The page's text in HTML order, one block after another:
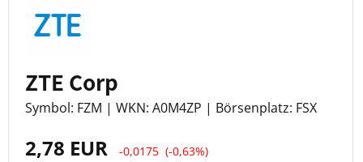
ZTE Corp
Symbol: FZM | WKN: A0M4ZP | Börsenplatz: FSX
2,78 EUR -0,0175 (-0,63%)